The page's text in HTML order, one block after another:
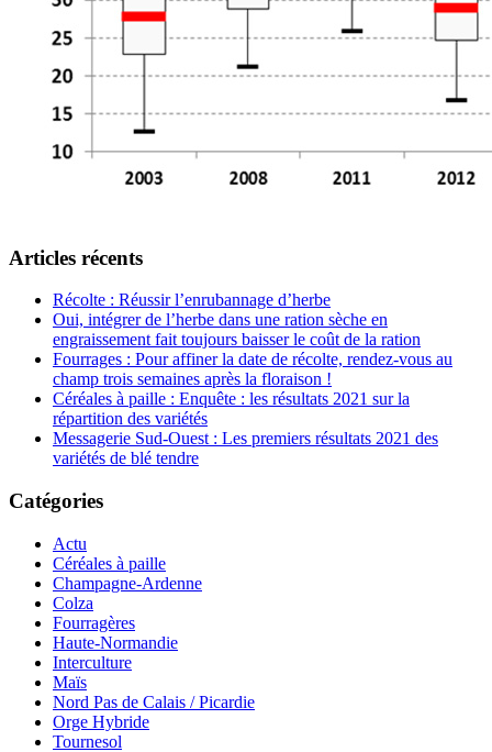
Articles récents
Récolte : Réussir l’enrubannage d’herbe
Oui, intégrer de l’herbe dans une ration sèche en
engraissement fait toujours baisser le coût de la ration
Fourrages : Pour affiner la date de récolte, rendez-vous au
champ trois semaines après la floraison !
Céréales à paille : Enquête : les résultats 2021 sur la
répartition des variétés
Messagerie Sud-Ouest : Les premiers résultats 2021 des
variétés de blé tendre
Catégories
Actu
Céréales à paille
Champagne-Ardenne
Colza
Fourragères
Haute-Normandie
Interculture
Maïs
Nord Pas de Calais / Picardie
Orge Hybride
Tournesol